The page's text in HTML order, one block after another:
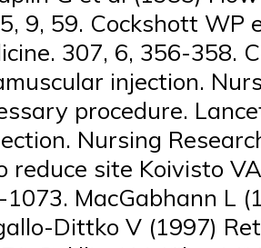
9, 59. Cockshott
307, 6, 356-358.
injection.
procedure.
Nursing
site Koivisto
MacGabhann L
Dittko V (1997)